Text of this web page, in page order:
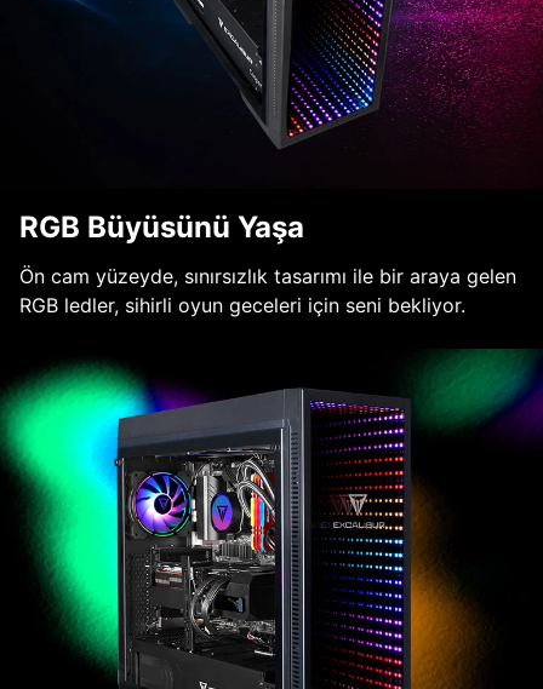
RGB Büyüsünü Yaşa
Ön cam yüzeyde, sınırsızlık tasarımı ile bir araya gelen
RGB ledler, sihirli oyun geceleri için seni bekliyor.